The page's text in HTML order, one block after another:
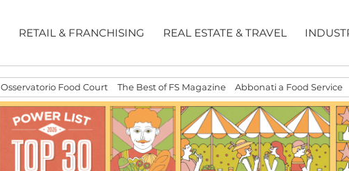
RETAIL & FRANCHISING REAL ESTATE & TRAVEL
Osservatorio Food Court The Best of FS Magazine Abbonati a Food Service